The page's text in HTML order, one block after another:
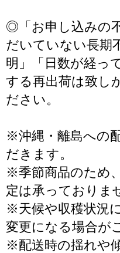
◎「お申し込みの
だいていない長期
明」「日数が経っ
する再出荷は致し
ださい。
※沖縄・離島への
だきます。
※季節商品のため
定は承っておりま
※天候や収穫状況
変更になる場合が
※配送時の揺れや